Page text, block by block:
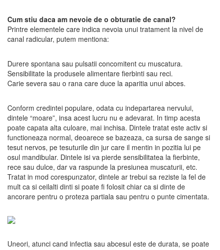
Cum stiu daca am nevoie de o obturatie de canal?
Printre elementele care indica nevoia unui tratament la nivel de
canal radicular, putem mentiona:
Durere spontana sau pulsatii concomitent cu muscatura.
Sensibilitate la produsele alimentare fierbinti sau reci.
Carie severa sau o rana care duce la aparitia unui abces.
Conform credintei populare, odata cu indepartarea nervului,
dintele “moare”, insa acest lucru nu e adevarat. In timp acesta
poate capata alta culoare, mai inchisa. Dintele tratat este activ si
functioneaza normal, deoarece se bazeaza, ca sursa de sange si
tesut nervos, pe tesuturile din jur care il mentin in pozitia lui pe
osul mandibular. Dintele isi va pierde sensibilitatea la fierbinte,
rece sau dulce, dar va raspunde la presiunea muscaturii, etc.
Tratat in mod corespunzator, dintele ar trebui sa reziste la fel de
mult ca si ceilalti dinti si poate fi folosit chiar ca si dinte de
ancorare pentru o proteza partiala sau pentru o punte cimentata.
Uneori, atunci cand infectia sau abcesul este de durata, se poate